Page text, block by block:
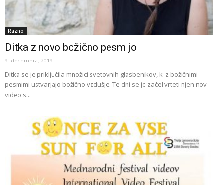
Razno
Ditka z novo božično pesmijo
9. decembra, 2019
Ditka se je priključila množici svetovnih glasbenikov, ki z božičnimi
pesmimi ustvarjajo božično vzdušje. Te dni se je začel vrteti njen nov
video s...